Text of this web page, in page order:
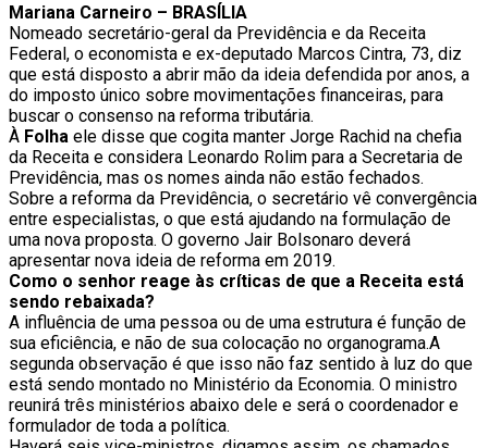
Mariana Carneiro – BRASÍLIA
Nomeado secretário-geral da Previdência e da Receita
Federal, o economista e ex-deputado Marcos Cintra, 73, diz
que está disposto a abrir mão da ideia defendida por anos, a
do imposto único sobre movimentações financeiras, para
buscar o consenso na reforma tributária.
À Folha ele disse que cogita manter Jorge Rachid na chefia
da Receita e considera Leonardo Rolim para a Secretaria de
Previdência, mas os nomes ainda não estão fechados.
Sobre a reforma da Previdência, o secretário vê convergência
entre especialistas, o que está ajudando na formulação de
uma nova proposta. O governo Jair Bolsonaro deverá
apresentar nova ideia de reforma em 2019.
Como o senhor reage às críticas de que a Receita está
sendo rebaixada?
A influência de uma pessoa ou de uma estrutura é função de
sua eficiência, e não de sua colocação no organograma.A
segunda observação é que isso não faz sentido à luz do que
está sendo montado no Ministério da Economia. O ministro
reunirá três ministérios abaixo dele e será o coordenador e
formulador de toda a política.